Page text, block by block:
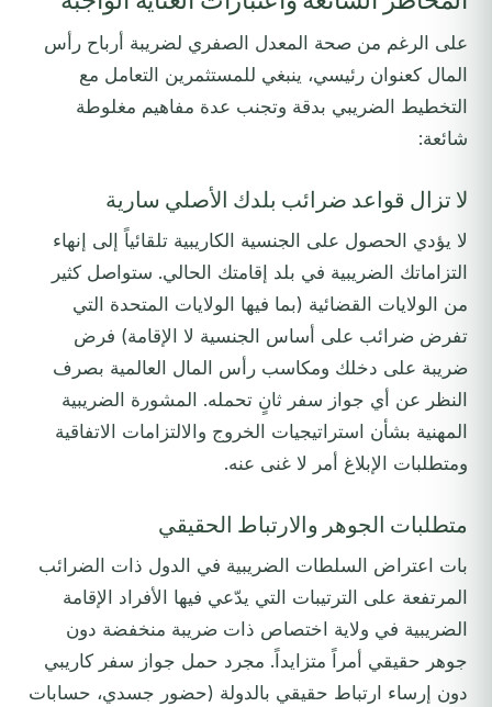
على الرغم من صحة المعدل الصفري لضريبة أرباح رأس
المال كعنوان رئيسي، ينبغي للمستثمرين التعامل مع
التخطيط الضريبي بدقة وتجنب عدة مفاهيم مغلوطة
شائعة:
لا تزال قواعد ضرائب بلدك الأصلي سارية
لا يؤدي الحصول على الجنسية الكاريبية تلقائياً إلى إنهاء
التزاماتك الضريبية في بلد إقامتك الحالي. ستواصل كثير
من الولايات القضائية (بما فيها الولايات المتحدة التي
تفرض ضرائب على أساس الجنسية لا الإقامة) فرض
ضريبة على دخلك ومكاسب رأس المال العالمية بصرف
النظر عن أي جواز سفر ثانٍ تحمله. المشورة الضريبية
المهنية بشأن استراتيجيات الخروج والالتزامات الاتفاقية
ومتطلبات الإبلاغ أمر لا غنى عنه.
متطلبات الجوهر والارتباط الحقيقي
بات اعتراض السلطات الضريبية في الدول ذات الضرائب
المرتفعة على الترتيبات التي يدّعي فيها الأفراد الإقامة
الضريبية في ولاية اختصاص ذات ضريبة منخفضة دون
جوهر حقيقي أمراً متزايداً. مجرد حمل جواز سفر كاريبي
دون إرساء ارتباط حقيقي بالدولة (حضور جسدي، حسابات